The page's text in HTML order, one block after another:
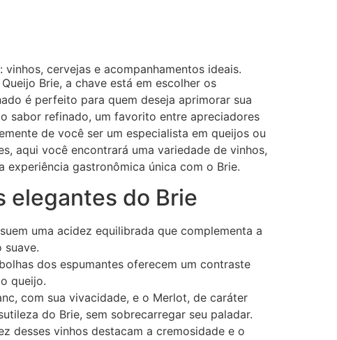
cervejas e acompanhamentos ideais.
Brie, a chave está em escolher os
é perfeito para quem deseja aprimorar sua
sabor refinado, um favorito entre apreciadores
de você ser um especialista em queijos ou
aqui você encontrará uma variedade de vinhos,
experiência gastronômica única com o Brie.
elegantes do Brie
uma acidez equilibrada que complementa a
suave.
dos espumantes oferecem um contraste
queijo.
com sua vivacidade, e o Merlot, de caráter
do Brie, sem sobrecarregar seu paladar.
desses vinhos destacam a cremosidade e o